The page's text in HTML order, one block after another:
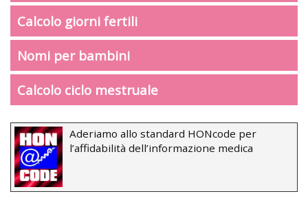
Calcolo giorni fertili
Nomi per bambini
Calcolo ciclo mestruale
Aderiamo allo standard HONcode per
l’affidabilità dell’informazione medica